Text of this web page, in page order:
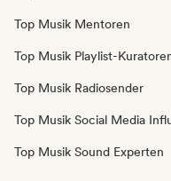
Top Musik Mentoren
Top Musik Playlist-
Top Musik Radiosender
Top Musik Social Media
Top Musik Sound Experten